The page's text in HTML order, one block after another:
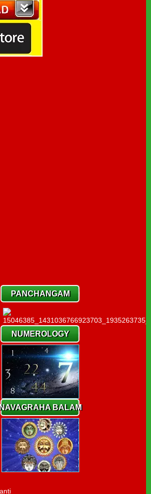
PANCHANGAM
NUMEROLOGY
NAVAGRAHA BALAM